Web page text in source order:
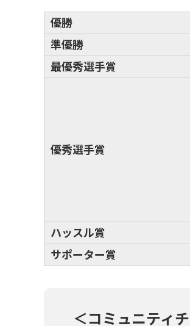
優勝
準優勝
最優秀選手賞
優秀選手賞
ハッスル賞
サポーター賞
＜コミュニティ